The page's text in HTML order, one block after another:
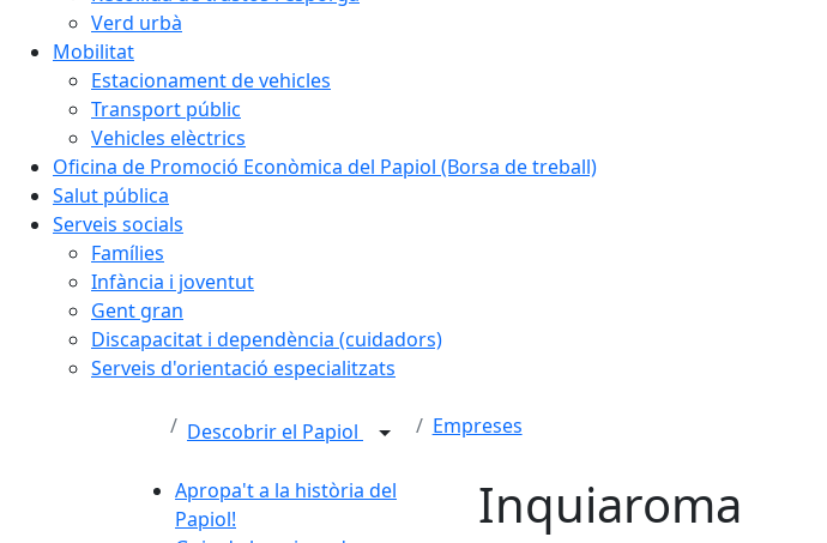
Verd urbà
Mobilitat
Estacionament de vehicles
Transport públic
Vehicles elèctrics
Oficina de Promoció Econòmica del Papiol (Borsa de treball)
Salut pública
Serveis socials
Famílies
Infància i joventut
Gent gran
Discapacitat i dependència (cuidadors)
Serveis d'orientació especialitzats
Descobrir el Papiol Empreses
Apropa't a la història del
Papiol!
Inquiaroma